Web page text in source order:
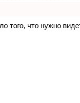
того, что нужно